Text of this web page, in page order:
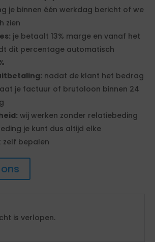
je binnen één werkdag bericht of we
zien
je betaalt 13% marge en vanaf het
dit percentage automatisch
nadat de klant het bedrag
je factuur of brutoloon binnen 24
wij werken zonder relatiebeding
je kunt dus altijd elke
bepalen
is verlopen.